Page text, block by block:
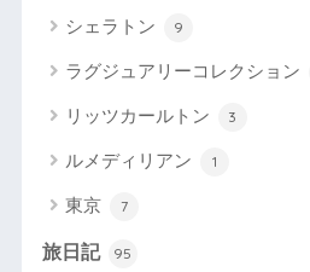
シェラトン 9
ラグジュアリーコレクション
リッツカールトン 3
ルメディリアン 1
東京 7
旅日記 95